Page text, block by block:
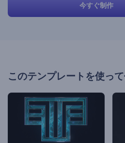
今すぐ制作
このテンプレートを使っ